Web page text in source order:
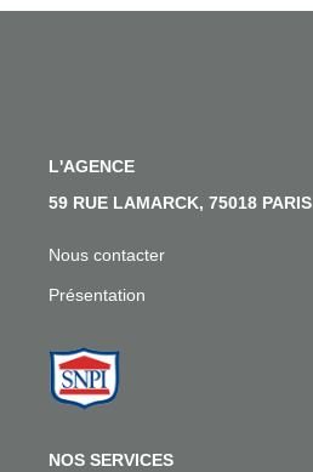
L'AGENCE
59 RUE LAMARCK, 75018 PARIS
Nous contacter
Présentation
NOS SERVICES